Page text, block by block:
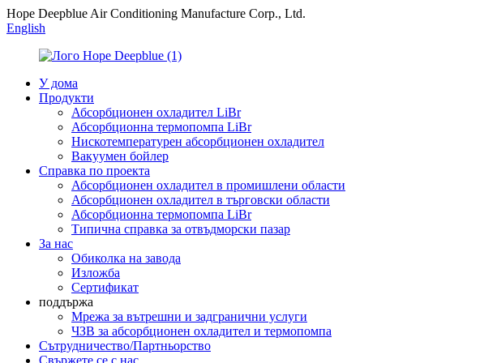
Hope Deepblue Air Conditioning Manufacture Corp., Ltd.
English
У дома
Продукти
Абсорбционен охладител LiBr
Абсорбционна термопомпа LiBr
Нискотемпературен абсорбционен охладител
Вакуумен бойлер
Справка по проекта
Абсорбционен охладител в промишлени области
Абсорбционен охладител в търговски области
Абсорбционна термопомпа LiBr
Типична справка за отвъдморски пазар
За нас
Обиколка на завода
Изложба
Сертификат
поддържа
Мрежа за вътрешни и задгранични услуги
ЧЗВ за абсорбционен охладител и термопомпа
Сътрудничество/Партньорство
Свържете се с нас